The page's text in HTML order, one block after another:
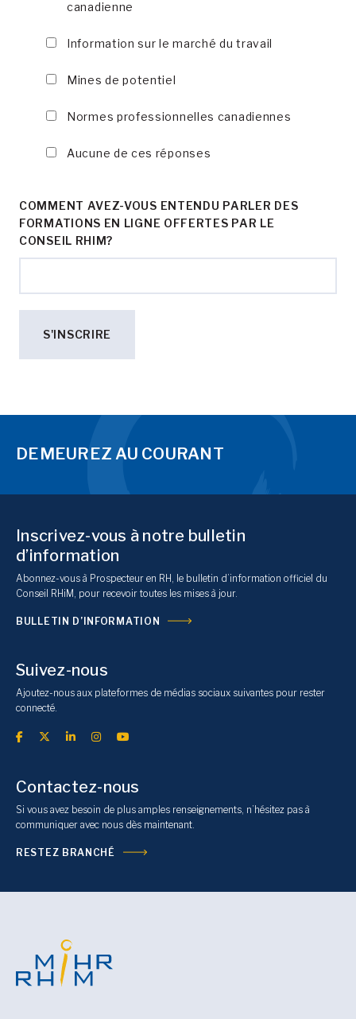
canadienne
Information sur le marché du travail
Mines de potentiel
Normes professionnelles canadiennes
Aucune de ces réponses
COMMENT AVEZ-VOUS ENTENDU PARLER DES
FORMATIONS EN LIGNE OFFERTES PAR LE
CONSEIL RHIM?
DEMEUREZ AU COURANT
Inscrivez-vous à notre bulletin
d’information
Abonnez-vous à Prospecteur en RH, le bulletin d’information officiel du
Conseil RHiM, pour recevoir toutes les mises à jour.
BULLETIN D’INFORMATION
Suivez-nous
Ajoutez-nous aux plateformes de médias sociaux suivantes pour rester
connecté.
Contactez-nous
Si vous avez besoin de plus amples renseignements, n’hésitez pas à
communiquer avec nous dès maintenant.
RESTEZ BRANCHÉ